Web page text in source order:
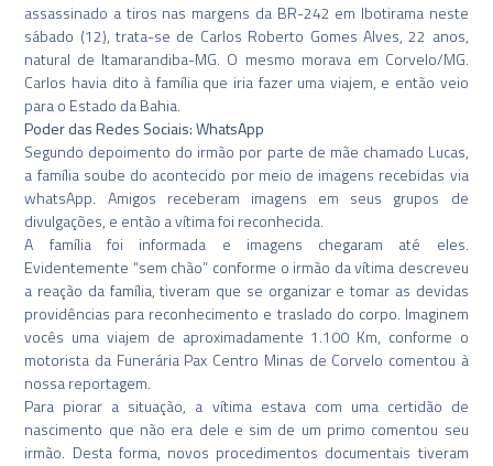
assassinado a tiros nas margens da BR-242 em Ibotirama neste
sábado (12), trata-se de Carlos Roberto Gomes Alves, 22 anos,
natural de Itamarandiba-MG. O mesmo morava em Corvelo/MG.
Carlos havia dito à família que iria fazer uma viajem, e então veio
para o Estado da Bahia.
Poder das Redes Sociais: WhatsApp
Segundo depoimento do irmão por parte de mãe chamado Lucas,
a família soube do acontecido por meio de imagens recebidas via
whatsApp. Amigos receberam imagens em seus grupos de
divulgações, e então a vítima foi reconhecida.
A família foi informada e imagens chegaram até eles.
Evidentemente “sem chão” conforme o irmão da vítima descreveu
a reação da família, tiveram que se organizar e tomar as devidas
providências para reconhecimento e traslado do corpo. Imaginem
vocês uma viajem de aproximadamente 1.100 Km, conforme o
motorista da Funerária Pax Centro Minas de Corvelo comentou à
nossa reportagem.
Para piorar a situação, a vítima estava com uma certidão de
nascimento que não era dele e sim de um primo comentou seu
irmão. Desta forma, novos procedimentos documentais tiveram